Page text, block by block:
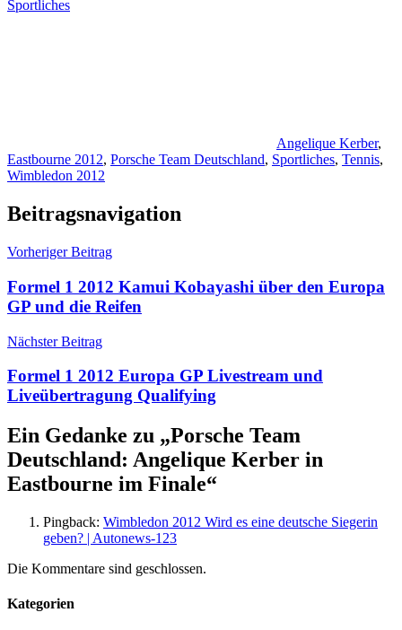
Sportliches
Angelique Kerber,
Eastbourne 2012, Porsche Team Deutschland, Sportliches, Tennis,
Wimbledon 2012
Beitragsnavigation
Vorheriger Beitrag
Formel 1 2012 Kamui Kobayashi über den Europa
GP und die Reifen
Nächster Beitrag
Formel 1 2012 Europa GP Livestream und
Liveübertragung Qualifying
Ein Gedanke zu „Porsche Team
Deutschland: Angelique Kerber in
Eastbourne im Finale“
Pingback: Wimbledon 2012 Wird es eine deutsche Siegerin
geben? | Autonews-123
Die Kommentare sind geschlossen.
Kategorien